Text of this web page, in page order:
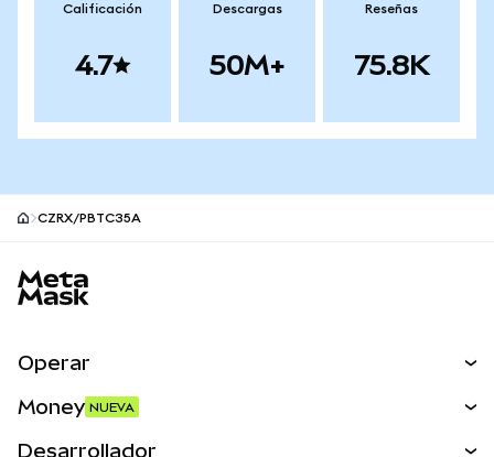
Calificación
4.7
Descargas
50M+
Reseñas
75.8K
CZRX/PBTC35A
Operar
Money NUEVA
Desarrollador